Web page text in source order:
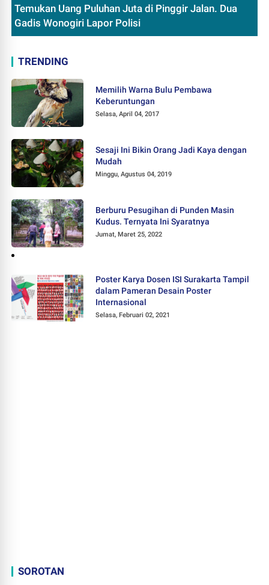
Temukan Uang Puluhan Juta di Pinggir Jalan. Dua
Gadis Wonogiri Lapor Polisi
TRENDING
Memilih Warna Bulu Pembawa
Keberuntungan
Selasa, April 04, 2017
Sesaji Ini Bikin Orang Jadi Kaya dengan
Mudah
Minggu, Agustus 04, 2019
Berburu Pesugihan di Punden Masin
Kudus. Ternyata Ini Syaratnya
Jumat, Maret 25, 2022
Poster Karya Dosen ISI Surakarta Tampil
dalam Pameran Desain Poster
Internasional
Selasa, Februari 02, 2021
SOROTAN